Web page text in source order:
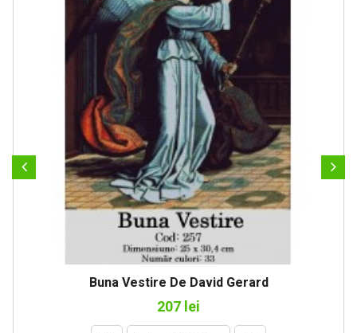
Buna Vestire De David Gerard
207 lei